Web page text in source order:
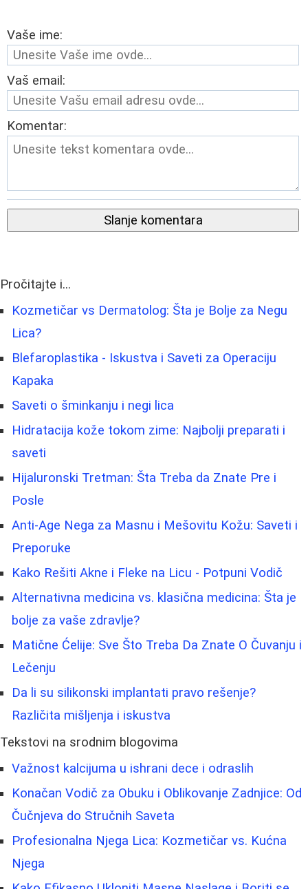
Vaše ime:
Vaš email:
Komentar:
Slanje komentara
Pročitajte i...
Kozmetičar vs Dermatolog: Šta je Bolje za Negu
Lica?
Blefaroplastika - Iskustva i Saveti za Operaciju
Kapaka
Saveti o šminkanju i negi lica
Hidratacija kože tokom zime: Najbolji preparati i
saveti
Hijaluronski Tretman: Šta Treba da Znate Pre i
Posle
Anti-Age Nega za Masnu i Mešovitu Kožu: Saveti i
Preporuke
Kako Rešiti Akne i Fleke na Licu - Potpuni Vodič
Alternativna medicina vs. klasična medicina: Šta je
bolje za vaše zdravlje?
Matične Ćelije: Sve Što Treba Da Znate O Čuvanju i
Lečenju
Da li su silikonski implantati pravo rešenje?
Različita mišljenja i iskustva
Tekstovi na srodnim blogovima
Važnost kalcijuma u ishrani dece i odraslih
Konačan Vodič za Obuku i Oblikovanje Zadnjice: Od
Čučnjeva do Stručnih Saveta
Profesionalna Njega Lica: Kozmetičar vs. Kućna
Njega